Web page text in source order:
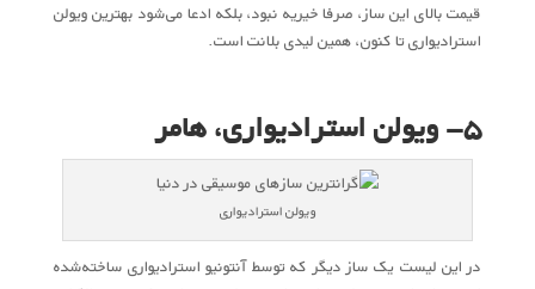
قیمت بالای این ساز، صرفا خیریه نبود، بلکه ادعا می‌شود بهترین ویولن
استرادیواری تا کنون، همین لیدی بلانت است.
۵- ویولن استرادیواری، هامر
ویولن استرادیواری
در این لیست یک ساز دیگر که توسط آنتونیو استرادیواری ساخته‌شده